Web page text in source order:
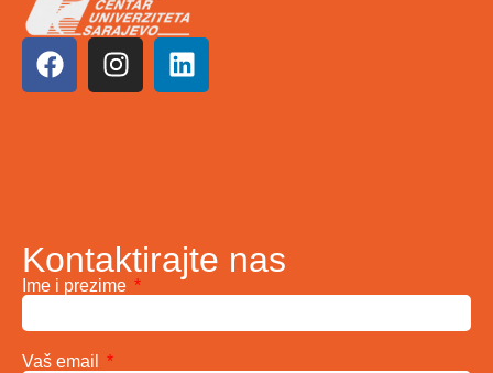
Kontaktirajte nas
Ime i prezime
Vaš email